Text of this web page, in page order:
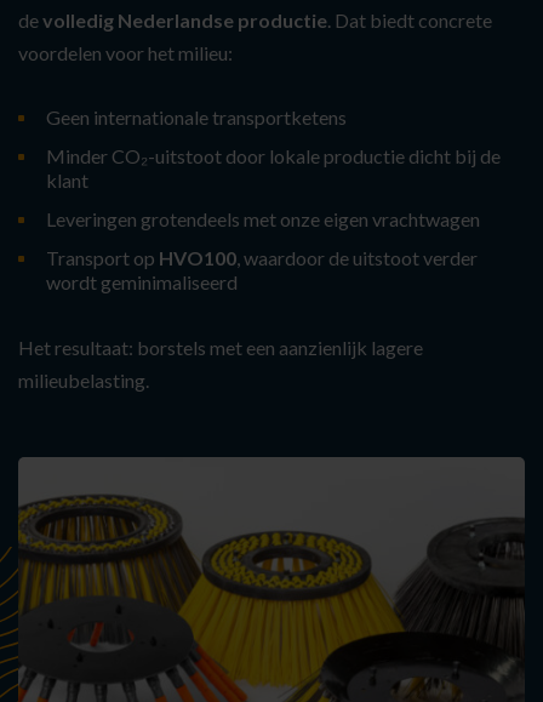
devolledig Nederlandse productie . Dat biedt concrete
voordelen voor het milieu:
Geen internationale transportketens
Minder CO₂-uitstoot door lokale productie dicht bij de
klant
Leveringen grotendeels met onze eigen vrachtwagen
Transport op HVO100 , waardoor de uitstoot verder
wordt geminimaliseerd
Het resultaat: borstels met een aanzienlijk lagere
milieubelasting.